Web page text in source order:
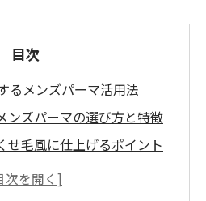
目次
るメンズパーマ活用法
ンズパーマの選び方と特徴
せ毛風に仕上げるポイント
ーム感を出すメンズパーマ